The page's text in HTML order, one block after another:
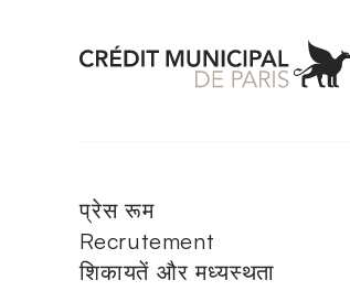
प्रेस रूम
Recrutement
शिकायतें और मध्यस्थता